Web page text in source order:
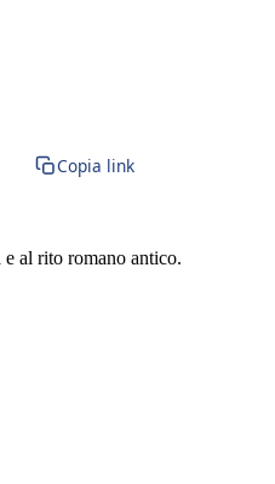
Copia link
al rito romano antico.